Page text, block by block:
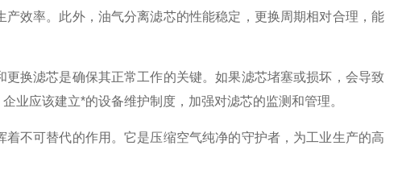
效率。此外，油气分离滤芯的性能稳定，更换周期相对合理，能
滤芯是确保其正常工作的关键。如果滤芯堵塞或损坏，会导致
业应该建立*的设备维护制度，加强对滤芯的监测和管理。
可替代的作用。它是压缩空气纯净的守护者，为工业生产的高